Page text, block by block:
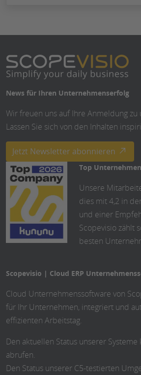
gegen
News für Ihren Unternehmenserfolg
Wir freuen uns auf Ihre Anmeldung
Lassen Sie sich von den Inhalten
Jetzt Newsletter abonnieren
Top
Unsere
dies mit 4,2 in
und einer
Scopevisio zählt
besten
Scopevisio | Cloud ERP
Cloud Unternehmenssoftware von
für Ihr Unternehmen, integriert und
effizienten Arbeitstag.
Den aktuellen Status unserer Systeme
abrufen.
Den Status unserer C5-testierten